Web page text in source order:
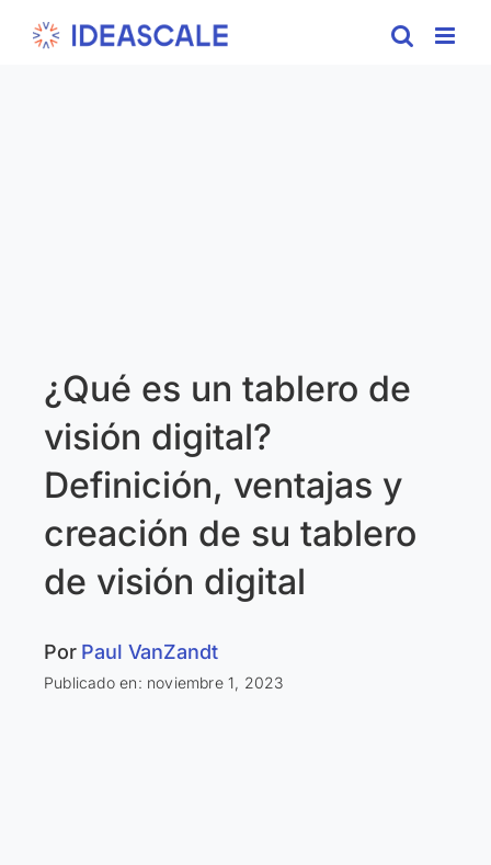
¿Qué es un tablero de
visión digital?
Definición, ventajas y
creación de su tablero
de visión digital
Por Paul VanZandt
Publicado en: noviembre 1, 2023